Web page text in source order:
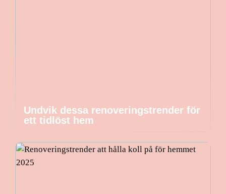
Undvik dessa renoveringstrender för
ett tidlöst hem